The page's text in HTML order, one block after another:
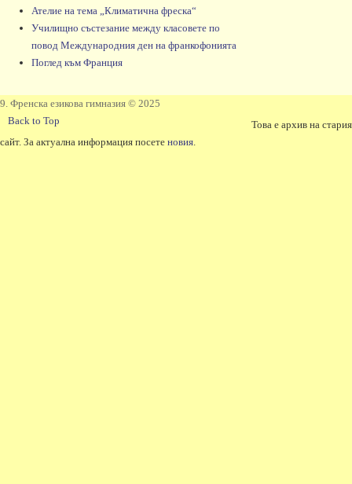
Ателие на тема „Климатична фреска“
Училищно състезание между класовете по
повод Международния ден на франкофонията
Поглед към Франция
9. Френска езикова гимназия © 2025
Back to Top
Това е архив на стария
сайт. За актуална информация посете новия.